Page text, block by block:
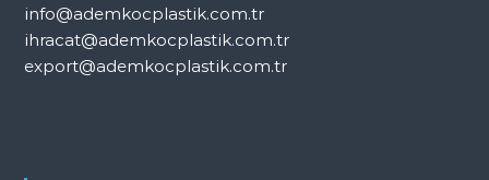
info@ademkocplastik.com.tr
ihracat@ademkocplastik.com.tr
export@ademkocplastik.com.tr